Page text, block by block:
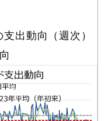
出動向（週次）